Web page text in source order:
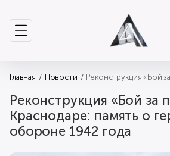
Главная Новости Реконструкция «Бой
Реконструкция «Бой за
Краснодаре: память о
обороне 1942 года